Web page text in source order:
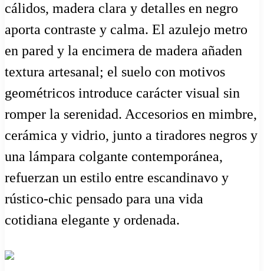
cálidos, madera clara y detalles en negro
aporta contraste y calma. El azulejo metro
en pared y la encimera de madera añaden
textura artesanal; el suelo con motivos
geométricos introduce carácter visual sin
romper la serenidad. Accesorios en mimbre,
cerámica y vidrio, junto a tiradores negros y
una lámpara colgante contemporánea,
refuerzan un estilo entre escandinavo y
rústico-chic pensado para una vida
cotidiana elegante y ordenada.